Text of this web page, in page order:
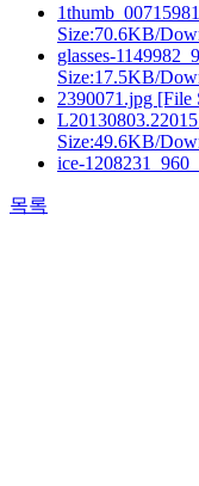
Size:70.6KB/
glasses-
Size:17.5KB/
2390071.jpg [File
Size:49.6KB/
ice-
목록